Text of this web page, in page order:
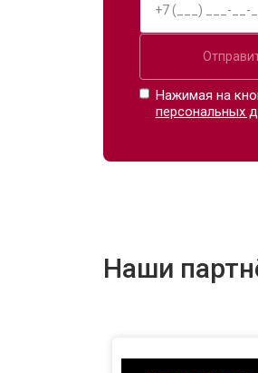
Нажимая на
персональных
Наши